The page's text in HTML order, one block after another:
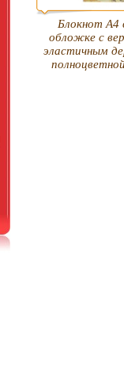
Блокнот А4
обложке с
эластичным